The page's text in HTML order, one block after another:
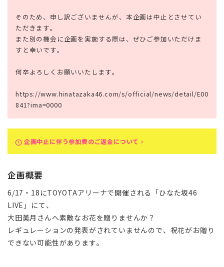
そのため、申し訳ございませんが、本企画は中止とさせてい
ただきます。
また別の機会に企画を実施する際は、ぜひご参加いただけま
すと幸いです。
何卒よろしくお願いいたします。
https://www.hinatazaka46.com/s/official/news/detail/E00
841?ima=0000
error 企画中止に伴う参加費のご返金について keyboard_arrow_right
企画概要
6/17・18にTOYOTAアリーナで開催される「ひなた坂46
LIVE」にて、
大田美月さんへ素敵なお花を贈りませんか？
レギュレーションの発表がされていませんので、祝花がお贈り
できない可能性があります。